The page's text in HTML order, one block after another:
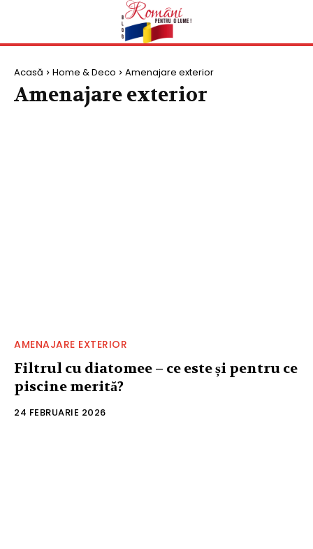
Acasă Home & Deco Amenajare exterior
Amenajare exterior
AMENAJARE EXTERIOR
Filtrul cu diatomee – ce este și pentru ce
piscine merită?
24 FEBRUARIE 2026